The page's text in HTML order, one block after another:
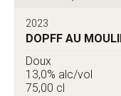
2023
DOPFF AU
Doux
13,0% alc/vol
75,00 cl